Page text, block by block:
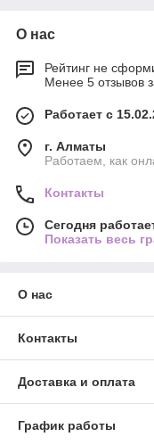
О нас
Рейтинг не
Менее 5 отзывов
Работает с
г. Алматы
Работаем, как
Контакты
Сегодня
Показать весь
О нас
Контакты
Доставка и оплата
График работы